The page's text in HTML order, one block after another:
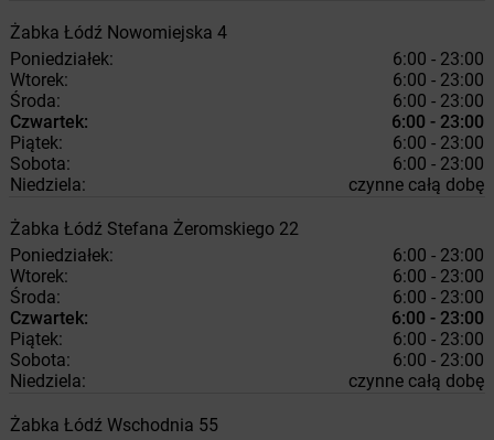
Żabka Łódź Nowomiejska 4
Poniedziałek:
6:00 - 23:00
Wtorek:
6:00 - 23:00
Środa:
6:00 - 23:00
Czwartek:
6:00 - 23:00
Piątek:
6:00 - 23:00
Sobota:
6:00 - 23:00
Niedziela:
czynne całą dobę
Żabka Łódź Stefana Żeromskiego 22
Poniedziałek:
6:00 - 23:00
Wtorek:
6:00 - 23:00
Środa:
6:00 - 23:00
Czwartek:
6:00 - 23:00
Piątek:
6:00 - 23:00
Sobota:
6:00 - 23:00
Niedziela:
czynne całą dobę
Żabka Łódź Wschodnia 55